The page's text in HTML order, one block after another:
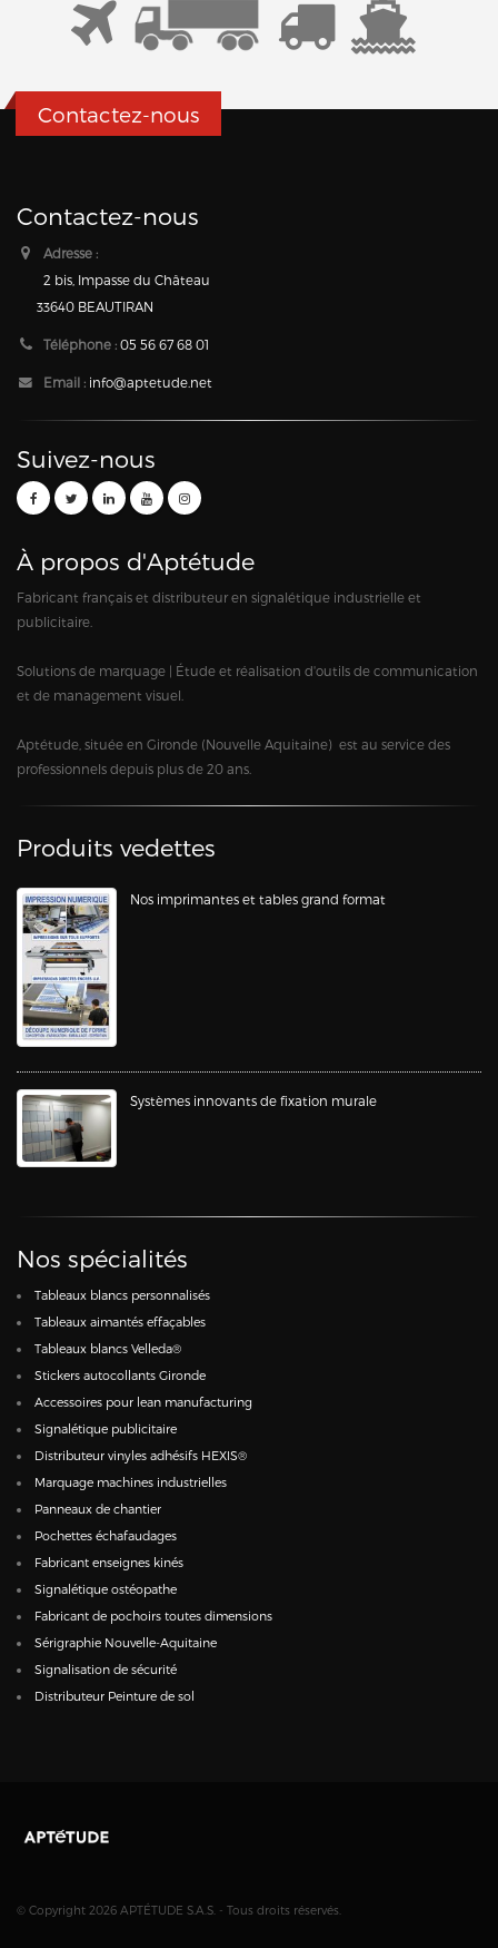
Contactez-nous
Contactez-nous
Adresse :
2 bis, Impasse du Château
33640 BEAUTIRAN
Téléphone : 05 56 67 68 01
Email : info@aptetude.net
Suivez-nous
À propos d'Aptétude
Fabricant français et distributeur en signalétique industrielle et
publicitaire.
Solutions de marquage | Étude et réalisation d'outils de communication
et de management visuel.
Aptétude, située en Gironde (Nouvelle Aquitaine) est au service des
professionnels depuis plus de 20 ans.
Produits vedettes
Nos imprimantes et tables grand format
Systèmes innovants de fixation murale
Nos spécialités
Tableaux blancs personnalisés
Tableaux aimantés effaçables
Tableaux blancs Velleda®
Stickers autocollants Gironde
Accessoires pour lean manufacturing
Signalétique publicitaire
Distributeur vinyles adhésifs HEXIS®
Marquage machines industrielles
Panneaux de chantier
Pochettes échafaudages
Fabricant enseignes kinés
Signalétique ostéopathe
Fabricant de pochoirs toutes dimensions
Sérigraphie Nouvelle-Aquitaine
Signalisation de sécurité
Distributeur Peinture de sol
© Copyright 2026 APTÉTUDE S.A.S. - Tous droits réservés.